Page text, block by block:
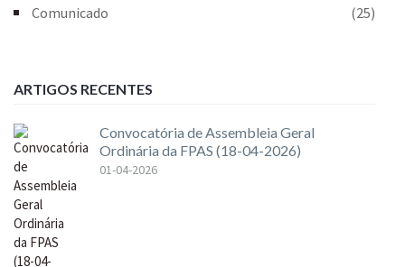
Comunicado
(25)
ARTIGOS RECENTES
Convocatória de Assembleia Geral
Ordinária da FPAS (18-04-2026)
01-04-2026